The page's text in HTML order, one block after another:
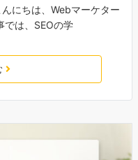
にちは、Webマーケター
では、SEOの学